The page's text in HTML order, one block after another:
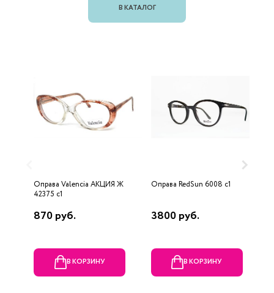
В КАТАЛОГ
Оправа Valencia AKЦИЯ Ж
42375 c1
870 руб.
В КОРЗИНУ
Оправа RedSun 6008 с1
3800 руб.
В КОРЗИНУ